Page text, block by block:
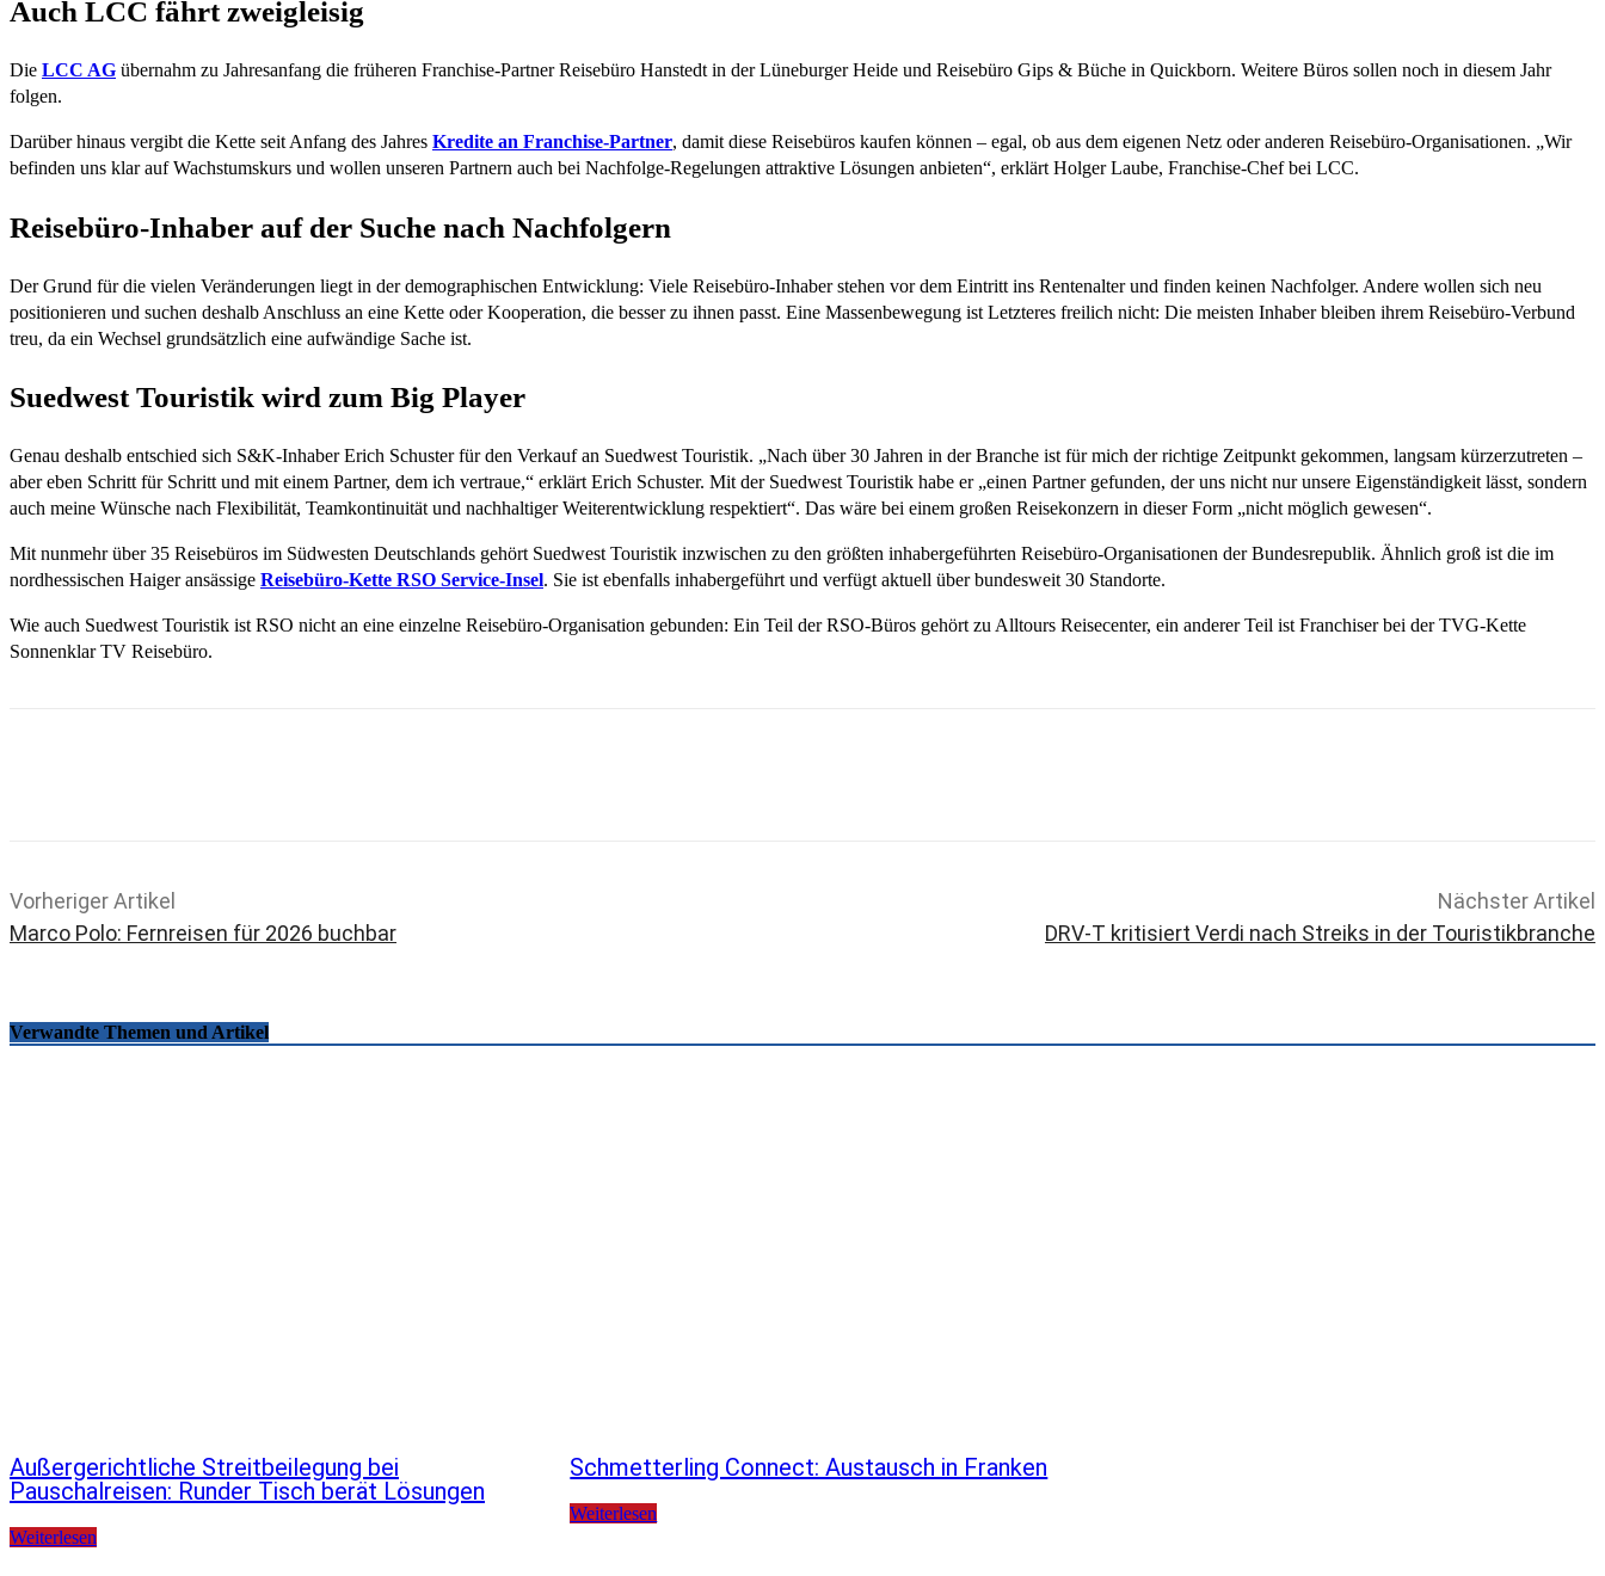
Auch LCC fährt zweigleisig
Die LCC AG übernahm zu Jahresanfang die früheren Franchise-Partner Reisebüro Hanstedt in der Lüneburger Heide und Reisebüro Gips & Büche in Quickborn. Weitere Büros sollen noch in diesem Jahr
folgen.
Darüber hinaus vergibt die Kette seit Anfang des Jahres Kredite an Franchise-Partner, damit diese Reisebüros kaufen können – egal, ob aus dem eigenen Netz oder anderen Reisebüro-Organisationen. „Wir
befinden uns klar auf Wachstumskurs und wollen unseren Partnern auch bei Nachfolge-Regelungen attraktive Lösungen anbieten“, erklärt Holger Laube, Franchise-Chef bei LCC.
Reisebüro-Inhaber auf der Suche nach Nachfolgern
Der Grund für die vielen Veränderungen liegt in der demographischen Entwicklung: Viele Reisebüro-Inhaber stehen vor dem Eintritt ins Rentenalter und finden keinen Nachfolger. Andere wollen sich neu
positionieren und suchen deshalb Anschluss an eine Kette oder Kooperation, die besser zu ihnen passt. Eine Massenbewegung ist Letzteres freilich nicht: Die meisten Inhaber bleiben ihrem Reisebüro-Verbund
treu, da ein Wechsel grundsätzlich eine aufwändige Sache ist.
Suedwest Touristik wird zum Big Player
Genau deshalb entschied sich S&K-Inhaber Erich Schuster für den Verkauf an Suedwest Touristik. „Nach über 30 Jahren in der Branche ist für mich der richtige Zeitpunkt gekommen, langsam kürzerzutreten –
aber eben Schritt für Schritt und mit einem Partner, dem ich vertraue,“ erklärt Erich Schuster. Mit der Suedwest Touristik habe er „einen Partner gefunden, der uns nicht nur unsere Eigenständigkeit lässt, sondern
auch meine Wünsche nach Flexibilität, Teamkontinuität und nachhaltiger Weiterentwicklung respektiert“. Das wäre bei einem großen Reisekonzern in dieser Form „nicht möglich gewesen“.
Mit nunmehr über 35 Reisebüros im Südwesten Deutschlands gehört Suedwest Touristik inzwischen zu den größten inhabergeführten Reisebüro-Organisationen der Bundesrepublik. Ähnlich groß ist die im
nordhessischen Haiger ansässige Reisebüro-Kette RSO Service-Insel. Sie ist ebenfalls inhabergeführt und verfügt aktuell über bundesweit 30 Standorte.
Wie auch Suedwest Touristik ist RSO nicht an eine einzelne Reisebüro-Organisation gebunden: Ein Teil der RSO-Büros gehört zu Alltours Reisecenter, ein anderer Teil ist Franchiser bei der TVG-Kette
Sonnenklar TV Reisebüro.
Vorheriger Artikel
Marco Polo: Fernreisen für 2026 buchbar
Nächster Artikel
DRV-T kritisiert Verdi nach Streiks in der Touristikbranche
Verwandte Themen und Artikel
Außergerichtliche Streitbeilegung bei
Pauschalreisen: Runder Tisch berät Lösungen
Weiterlesen
Schmetterling Connect: Austausch in Franken
Weiterlesen